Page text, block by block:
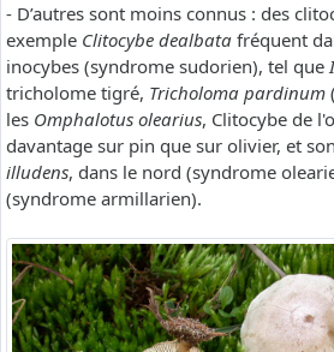
- D’autres sont moins connus : des
exemple Clitocybe dealbata fréquent
inocybes (syndrome sudorien), tel que
tricholome tigré, Tricholoma pardinum
les Omphalotus olearius, Clitocybe de
davantage sur pin que sur olivier, et
illudens, dans le nord (syndrome
(syndrome armillarien).